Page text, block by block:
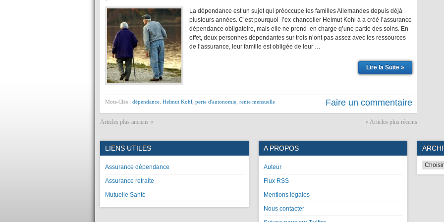
La dépendance est un sujet qui préoccupe les familles Allemandes depuis déjà
plusieurs années. C’est pourquoi l’ex-chancelier Helmut Kohl à a créé l’assurance
dépendance obligatoire, mais elle ne prend en charge q’une partie des soins. En
effet, deux personnes dépendantes sur trois n’ont pas assez avec les ressources
de l’assurance, leur famille est obligée de leur …
Lire la Suite »
Mots-Clés : dépendance Helmut Kohl perte d'autonomie rente mensuelle Faire un commentaire
Articles plus anciens « » Articles plus récents
LIENS UTILES
Assurance dépendance
Assurance retraite
Mutuelle Santé
A PROPOS
Auteur
Flux RSS
Mentions légales
Nous contacter